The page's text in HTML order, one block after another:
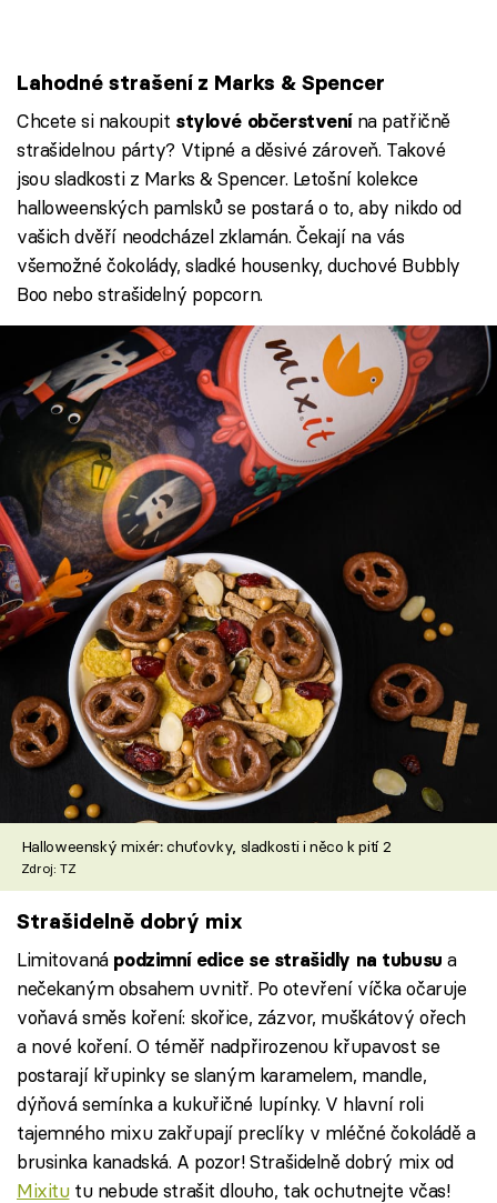
Lahodné strašení z Marks & Spencer
Chcete si nakoupit stylové občerstvenína patřičně
strašidelnou párty? Vtipné a děsivé zároveň. Takové
jsou sladkosti z Marks & Spencer. Letošní kolekce
halloweenských pamlsků se postará o to, aby nikdo od
vašich dvěří neodcházel zklamán. Čekají na vás
všemožné čokolády, sladké housenky, duchové Bubbly
Boo nebo strašidelný popcorn.
Halloweenský mixér: chuťovky, sladkosti i něco k pití 2
Zdroj: TZ
Strašidelně dobrý mix
Limitovaná podzimní edice se strašidly na tubusu a
nečekaným obsahem uvnitř. Po otevření víčka očaruje
voňavá směs koření: skořice, zázvor, muškátový ořech
a nové koření. O téměř nadpřirozenou křupavost se
postarají křupinky se slaným karamelem, mandle,
dýňová semínka a kukuřičné lupínky. V hlavní roli
tajemného mixu zakřupají preclíky v mléčné čokoládě a
brusinka kanadská. A pozor! Strašidelně dobrý mix od
Mixitutu nebude strašit dlouho, tak ochutnejte včas!